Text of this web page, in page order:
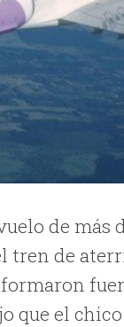
de más
tren de
que el